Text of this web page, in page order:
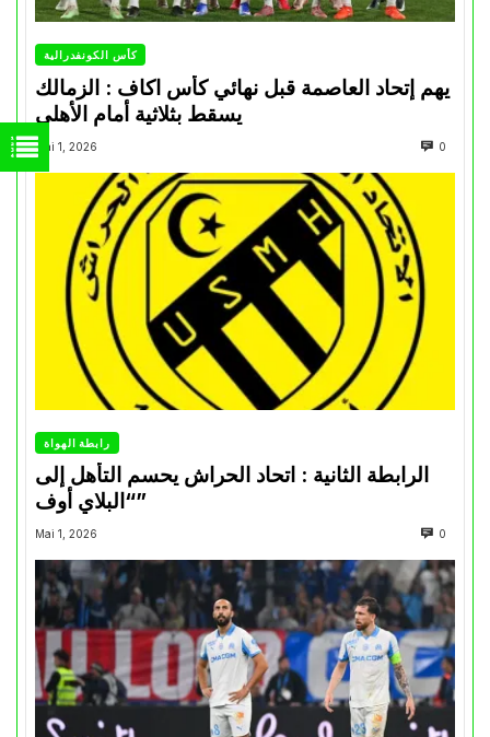
كأس الكونفدرالية
يهم إتحاد العاصمة قبل نهائي كأس اكاف : الزمالك
Mai 1, 2026 0
رابطة الهواة
الرابطة الثانية : اتحاد الحراش يحسم التأهل إلى
“البلاي أوف”
Mai 1, 2026 0